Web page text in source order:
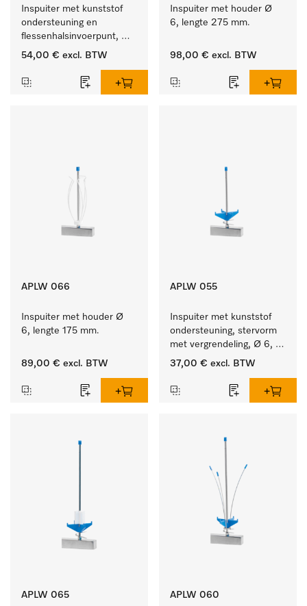
Inspuiter met kunststof
ondersteuning en
flessenhalsinvoerpunt,
ster, Ø 6, lengte 225 mm.
54,00 € excl. BTW
Inspuiter met houder Ø
6, lengte 275 mm.
98,00 € excl. BTW
APLW 066
Inspuiter met houder Ø
6, lengte 175 mm.
89,00 € excl. BTW
APLW 055
Inspuiter met kunststof
ondersteuning, stervorm
met vergrendeling, Ø 6,
lengte 175 mm.
37,00 € excl. BTW
APLW 065 APLW 060